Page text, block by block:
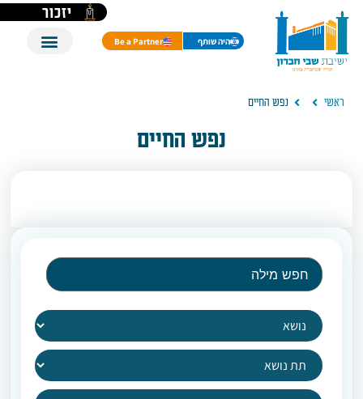
יזכור
היה שותף Be a Partner
ראשי נפש החיים
נפש החיים